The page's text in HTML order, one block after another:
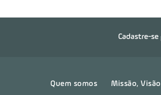
Cadastre-
Quem somos Missão,